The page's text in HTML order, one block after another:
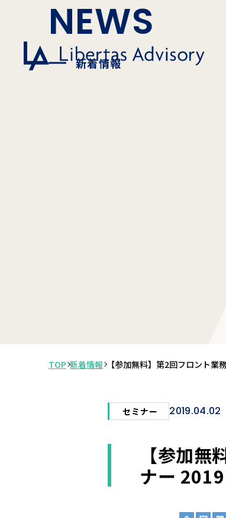
NEWS
新着情報
TOP 新着情報 【参加無料】第2回フロント業
セミナー 2019.04.02
【参加
ナー 2019